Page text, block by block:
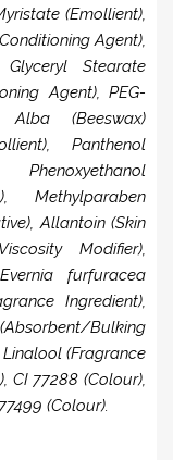
(Emollient),
Agent),
Stearate
Agent), PEG-
(Beeswax)
Panthenol
Methylparaben
Allantoin (Skin
Modifier),
furfuracea
Ingredient),
Bulking
(Fragrance
CI 77288 (Colour),
(Colour).